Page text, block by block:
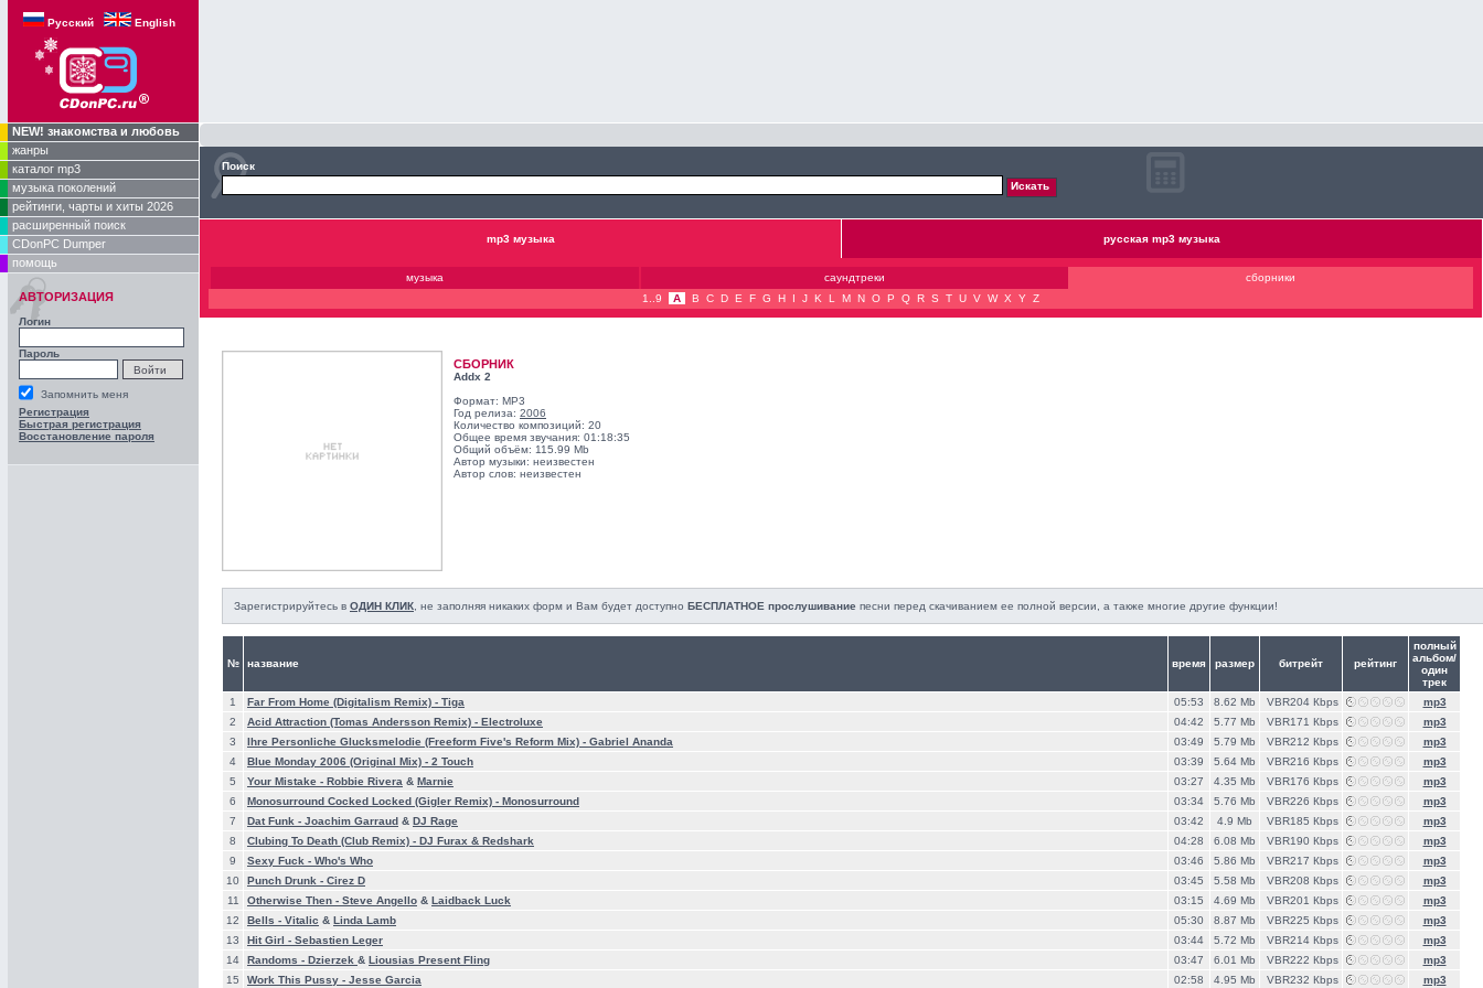
Русский English
NEW! знакомства и любовь
жанры
каталог mp3
музыка поколений
рейтинги, чарты и хиты 2026
расширенный поиск
CDonPC Dumper
помощь
АВТОРИЗАЦИЯ
Логин
Пароль
Запомнить меня
Регистрация
Быстрая регистрация
Восстановление пароля
Поиск
mp3 музыка русская mp3 музыка
музыка саундтреки
сборники
1..9
A B C D E F G H I J K L M N O P Q R S T U V W X Y Z
СБОРНИК
Addx 2
Формат: MP3
Год релиза: 2006
Количество композиций: 20
Общее время звучания: 01:18:35
Общий объём: 115.99 Mb
Автор музыки: неизвестен
Автор слов: неизвестен
Зарегистрируйтесь в ОДИН КЛИК , не заполняя никаких форм и Вам будет доступно БЕСПЛАТНОЕ прослушивание песни перед cкачиванием ее полной версии, а также многие другие функции!
№ название время размер битрейт рейтинг
полный
альбом/
один
трек
1
Far From Home (Digitalism Remix) - Tiga 05:53 8.62 Mb VBR204 Кbps
mp3
2
Acid Attraction (Tomas Andersson Remix) - Electroluxe 04:42 5.77 Mb VBR171 Кbps
mp3
3
Ihre Personliche Glucksmelodie (Freeform Five's Reform Mix) - Gabriel Ananda 03:49 5.79 Mb VBR212 Кbps
mp3
4
Blue Monday 2006 (Original Mix) - 2 Touch 03:39 5.64 Mb VBR216 Кbps
mp3
5
Your Mistake - Robbie Rivera & Marnie 03:27 4.35 Mb VBR176 Кbps
mp3
6
Monosurround Cocked Locked (Gigler Remix) - Monosurround 03:34 5.76 Mb VBR226 Кbps
mp3
7
Dat Funk - Joachim Garraud & DJ Rage 03:42 4.9 Mb VBR185 Кbps
mp3
8
Clubing To Death (Club Remix) - DJ Furax & Redshark 04:28 6.08 Mb VBR190 Кbps
mp3
9
Sexy Fuck - Who's Who 03:46 5.86 Mb VBR217 Кbps
mp3
10
Punch Drunk - Cirez D 03:45 5.58 Mb VBR208 Кbps
mp3
11
Otherwise Then - Steve Angello & Laidback Luck 03:15 4.69 Mb VBR201 Кbps
mp3
12
Bells - Vitalic & Linda Lamb 05:30 8.87 Mb VBR225 Кbps
mp3
13
Hit Girl - Sebastien Leger 03:44 5.72 Mb VBR214 Кbps
mp3
14
Randoms - Dzierzek & Liousias Present Fling 03:47 6.01 Mb VBR222 Кbps
mp3
15
Work This Pussy - Jesse Garcia 02:58 4.95 Mb VBR232 Кbps mp3